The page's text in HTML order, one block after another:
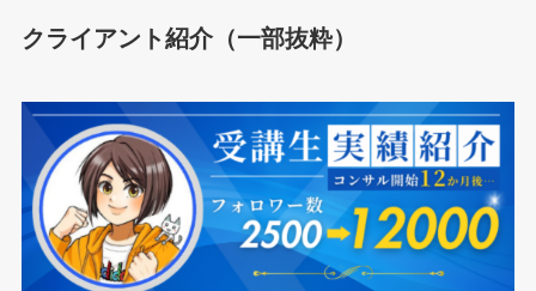
クライアント紹介（一部抜粋）